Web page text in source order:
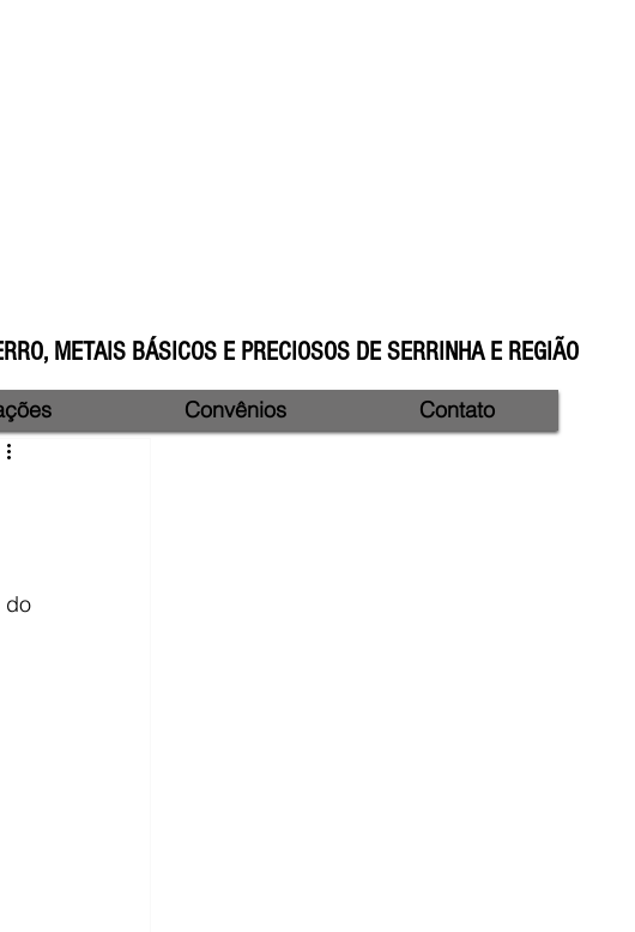
METAIS BÁSICOS E PRECIOSOS DE SERRINHA E REGIÃO
do
Convênios Contato